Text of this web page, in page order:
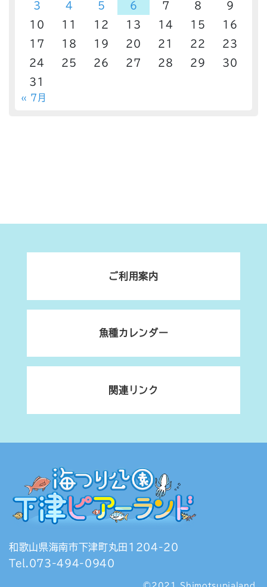
3
4 5 6 7 8
9
10
11 12 13 14 15
16
17
18 19 20 21 22
23
24
25 26 27 28 29
30
31
« 7月
ご利用案内
魚種カレンダー
関連リンク
和歌山県海南市下津町丸田1204-20
Tel.073-494-0940